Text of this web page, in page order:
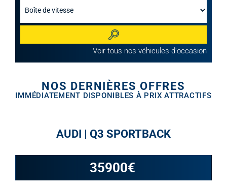
Rechercher
Voir tous nos véhicules d'occasion
NOS DERNIÈRES OFFRES
IMMÉDIATEMENT DISPONIBLES À PRIX ATTRACTIFS
AUDI | Q3 SPORTBACK
35900€